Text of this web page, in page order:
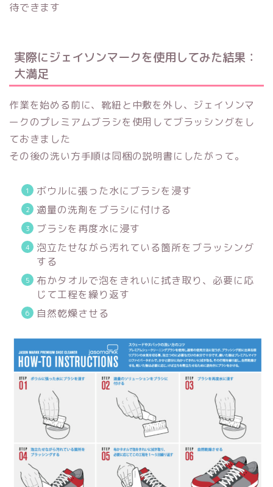
待できます
実際にジェイソンマークを使用してみた結果：
大満足
作業を始める前に、靴紐と中敷を外し、ジェイソンマ
ークのプレミアムブラシを使用してブラッシングをし
ておきました
その後の洗い方手順は同梱の説明書にしたがって。
ボウルに張った水にブラシを浸す
適量の洗剤をブラシに付ける
ブラシを再度水に浸す
泡立たせながら汚れている箇所をブラッシング
する
布かタオルで泡をきれいに拭き取り、必要に応
じて工程を繰り返す
自然乾燥させる